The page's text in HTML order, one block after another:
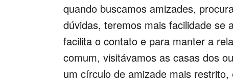
quando buscamos amizades,
dúvidas, teremos mais facilidade se
facilita o contato e para manter a
comum, visitávamos as casas dos
um círculo de amizade mais